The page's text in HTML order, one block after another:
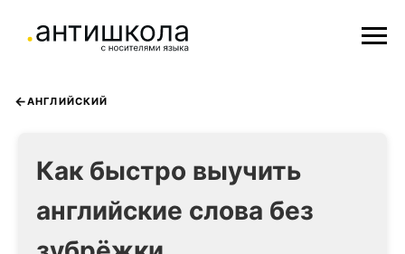
АНГЛИЙСКИЙ
Как быстро выучить
английские слова без